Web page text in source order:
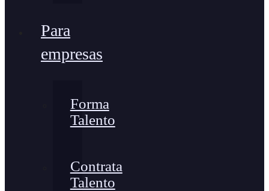
Para
empresas
Forma
Talento
Contrata
Talento